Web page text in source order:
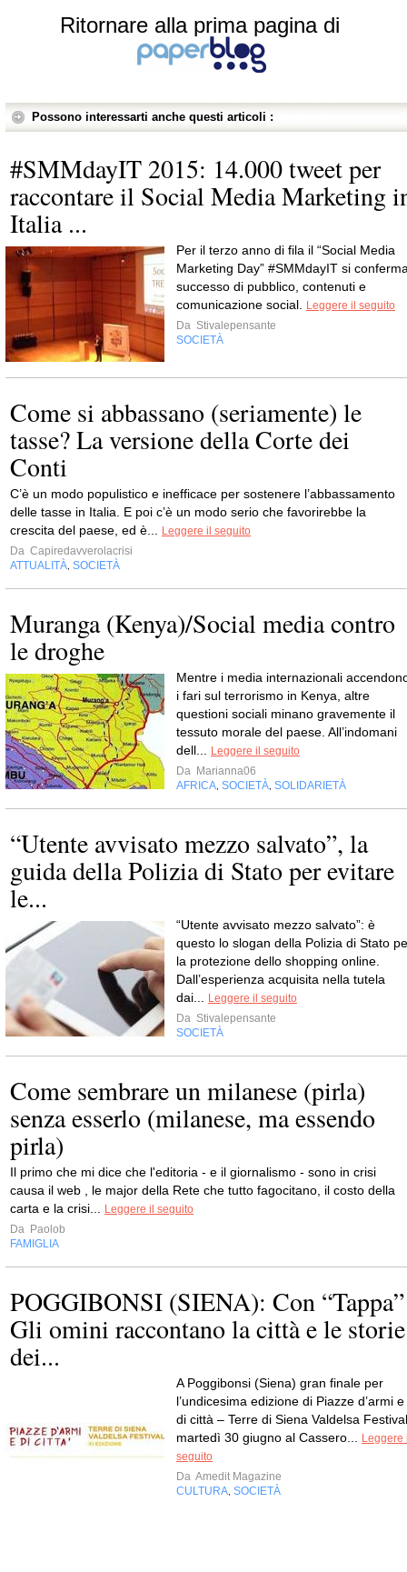
Ritornare alla prima pagina di
Possono interessarti anche questi articoli :
#SMMdayIT 2015: 14.000 tweet per
raccontare il Social Media Marketing
Italia ...
Per il terzo anno di fila il “Social Media
Marketing Day” #SMMdayIT si
successo di pubblico, contenuti e
comunicazione social.
Leggere il seguito
Da Stivalepensante
SOCIETÀ
Come si abbassano (seriamente) le
tasse? La versione della Corte dei
Conti
C’è un modo populistico e inefficace per sostenere l’abbassamento
delle tasse in Italia. E poi c’è un modo serio che favorirebbe la
crescita del paese, ed è...
Leggere il seguito
Da Capiredavverolacrisi
ATTUALITÀ SOCIETÀ
Muranga (Kenya)/Social media contro
le droghe
Mentre i media internazionali
i fari sul terrorismo in Kenya, altre
questioni sociali minano gravemente il
tessuto morale del paese. All’indomani
dell...
Leggere il seguito
Da Marianna06
AFRICA SOCIETÀ SOLIDARIETÀ
“Utente avvisato mezzo salvato”, la
guida della Polizia di Stato per evitare
le...
“Utente avvisato mezzo salvato”: è
questo lo slogan della Polizia di Stato
la protezione dello shopping online.
Dall’esperienza acquisita nella tutela
dai...
Leggere il seguito
Da Stivalepensante
SOCIETÀ
Come sembrare un milanese (pirla)
senza esserlo (milanese, ma essendo
pirla)
Il primo che mi dice che l'editoria - e il giornalismo - sono in crisi
causa il web , le major della Rete che tutto fagocitano, il costo della
carta e la crisi...
Leggere il seguito
Da Paolob
FAMIGLIA
POGGIBONSI (SIENA): Con “Tappa”
Gli omini raccontano la città e le storie
dei...
A Poggibonsi (Siena) gran finale per
l’undicesima edizione di Piazze d’armi e
di città – Terre di Siena Valdelsa
martedì 30 giugno al Cassero...
Leggere
seguito
Da Amedit Magazine
CULTURA SOCIETÀ